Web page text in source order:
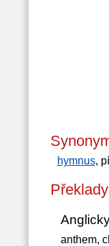
hymnus,
anthem,